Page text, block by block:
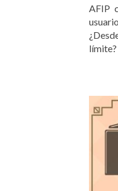
AFIP
límite?